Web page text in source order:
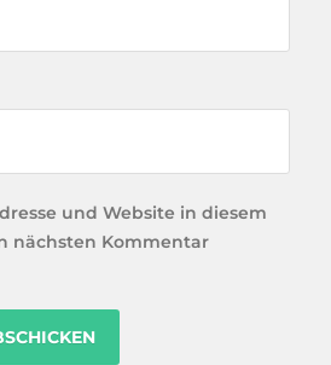
und Website in diesem
nächsten Kommentar